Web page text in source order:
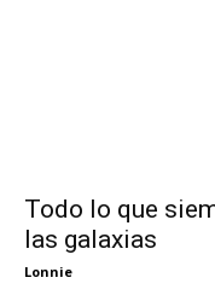
Todo lo que
las galaxias
Lonnie